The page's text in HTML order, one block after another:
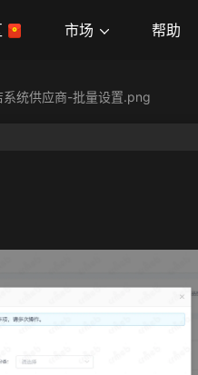
市场 帮助
系统供应商-批量设置.png